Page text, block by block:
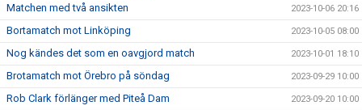
Matchen med två ansikten 2023-10-06 20:16
Bortamatch mot Linköping 2023-10-05 08:00
Nog kändes det som en oavgjord match 2023-10-01 18:10
Brotamatch mot Örebro på söndag 2023-09-29 10:00
Rob Clark förlänger med Piteå Dam 2023-09-20 10:00